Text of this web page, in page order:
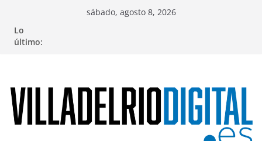
contenido
sábado, agosto 8, 2026
Lo
último: